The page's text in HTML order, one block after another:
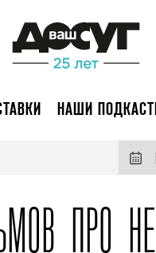
НАШИ
ПРО